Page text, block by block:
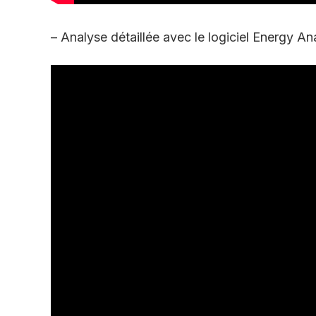
– Analyse détaillée avec le logiciel Energy